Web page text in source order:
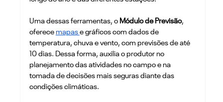
Uma dessas ferramentas, o Módulo de Previsão,
oferece mapas e gráficos com dados de
temperatura, chuva e vento, com previsões de até
10 dias. Dessa forma, auxilia o produtor no
planejamento das atividades no campo e na
tomada de decisões mais seguras diante das
condições climáticas.